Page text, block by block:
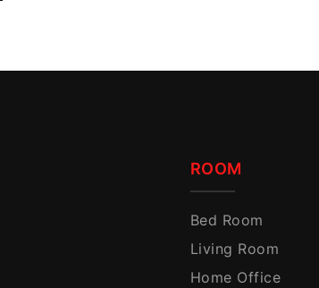
ROOM
Bed Room
Living Room
Home Office